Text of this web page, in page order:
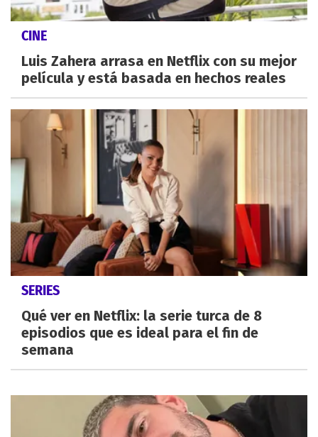
CINE
Luis Zahera arrasa en Netflix con su mejor
película y está basada en hechos reales
SERIES
Qué ver en Netflix: la serie turca de 8
episodios que es ideal para el fin de
semana